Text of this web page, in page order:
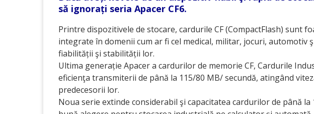
să ignorați seria Apacer CF6.
Printre dispozitivele de stocare, cardurile CF (CompactFlash) sunt
integrate în domenii cum ar fi cel medica­l, militar, jocuri, automotiv
fiabilității şi stabilității lor.
Ultima generație Apacer a cardurilor de memorie CF, Cardurile
eficienţa transmiterii de până la 115/80 MB/ secundă, atingând
predecesorii lor.
Noua serie extinde considerabil şi capacitatea cardurilor de până